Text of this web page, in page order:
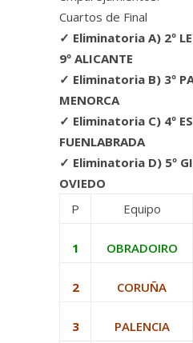
Cuartos de Final
✓ Eliminatoria A) 2º
9º ALICANTE
✓ Eliminatoria B) 3º
MENORCA
✓ Eliminatoria C) 4º
FUENLABRADA
✓ Eliminatoria D) 5º
OVIEDO
P
Equipo
1 OBRADOIRO
2 CORUÑA
3 PALENCIA